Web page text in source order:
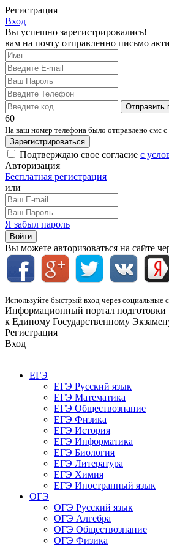
Регистрация
Вход
Вы успешно зарегистрировались!
вам на почту отправленно письмо
Отправить
60
На ваш номер телефона было отправлено смс
Зарегистрироваться
Подтверждаю свое согласие с
Авторизация
Бесплатная регистрация
или
Я забыл пароль
Войти
Вы можете авторизоваться на сайте
Используйте быстрый вход через социальные
Информационный портал подготовки
к Единому Государственному
Регистрация
Вход
ЕГЭ
ЕГЭ Русский язык
ЕГЭ Математика
ЕГЭ Обществознание
ЕГЭ Физика
ЕГЭ История
ЕГЭ Информатика
ЕГЭ Биология
ЕГЭ Литература
ЕГЭ Химия
ЕГЭ Иностранный язык
ОГЭ
ОГЭ Русский язык
ОГЭ Алгебра
ОГЭ Обществознание
ОГЭ Физика